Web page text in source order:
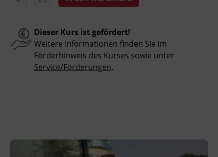
Fachtrainer_in
Abschluss
Veranstaltungsort
Dieser Kurs ist gefördert!
Weitere Informationen finden Sie im
Förderhinweis des Kurses sowie unter
Service/Förderungen.